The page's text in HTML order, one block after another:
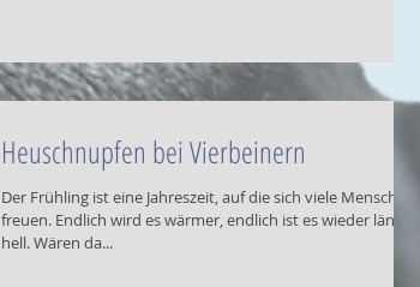
Heuschnupfen bei Vierbeinern
Der Frühling ist eine Jahreszeit, auf die sich viele Menschen
freuen. Endlich wird es wärmer, endlich ist es wieder länger
hell. Wären da...